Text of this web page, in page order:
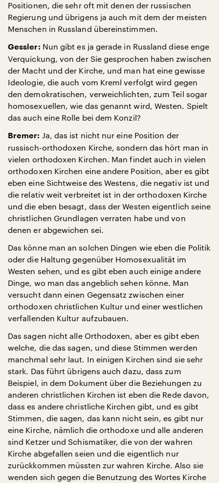
Positionen, die sehr oft mit denen der russischen
Regierung und übrigens ja auch mit dem der meisten
Menschen in Russland übereinstimmen.
Gessler: Nun gibt es ja gerade in Russland diese enge
Verquickung, von der Sie gesprochen haben zwischen
der Macht und der Kirche, und man hat eine gewisse
Ideologie, die auch vom Kreml verfolgt wird gegen
den demokratischen, verweichlichten, zum Teil sogar
homosexuellen, wie das genannt wird, Westen. Spielt
das auch eine Rolle bei dem Konzil?
Bremer: Ja, das ist nicht nur eine Position der
russisch-orthodoxen Kirche, sondern das hört man in
vielen orthodoxen Kirchen. Man findet auch in vielen
orthodoxen Kirchen eine andere Position, aber es gibt
eben eine Sichtweise des Westens, die negativ ist und
die relativ weit verbreitet ist in der orthodoxen Kirche
und die eben besagt, dass der Westen eigentlich seine
christlichen Grundlagen verraten habe und von
denen er abgewichen sei.
Das könne man an solchen Dingen wie eben die Politik
oder die Haltung gegenüber Homosexualität im
Westen sehen, und es gibt eben auch einige andere
Dinge, wo man das angeblich sehen könne. Man
versucht dann einen Gegensatz zwischen einer
orthodoxen christlichen Kultur und einer westlichen
verfallenden Kultur aufzubauen.
Das sagen nicht alle Orthodoxen, aber es gibt eben
welche, die das sagen, und diese Stimmen werden
manchmal sehr laut. In einigen Kirchen sind sie sehr
stark. Das führt übrigens auch dazu, dass zum
Beispiel, in dem Dokument über die Beziehungen zu
anderen christlichen Kirchen ist eben die Rede davon,
dass es andere christliche Kirchen gibt, und es gibt
Stimmen, die sagen, das kann nicht sein, es gibt nur
eine Kirche, nämlich die orthodoxe und alle anderen
sind Ketzer und Schismatiker, die von der wahren
Kirche abgefallen seien und die eigentlich nur
zurückkommen müssten zur wahren Kirche. Also sie
wenden sich gegen die Benutzung des Wortes Kirche